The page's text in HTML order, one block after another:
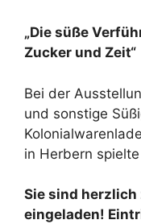
„Die süße
Zucker und Zeit“
Bei der
und sonstige
in Herbern
Sie sind herzlich
eingeladen!